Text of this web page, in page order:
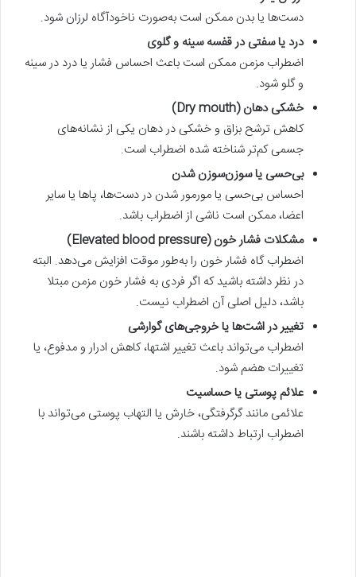
دست‌ها یا بدن ممکن است به‌صورت ناخودآگاه لرزان شود.
درد یا سفتی در قفسه سینه و گلوی
اضطراب مزمن ممکن است باعث احساس فشار یا درد در سینه
و گلو شود.
خشکی دهان (Dry mouth)
کاهش ترشح بزاق و خشکی در دهان یکی از نشانه‌های
جسمی کم‌تر شناخته شده اضطراب است.
بی‌حسی یا سوزن‌سوزن شدن
احساس بی‌حسی یا مورمور شدن در دست‌ها، پاها یا سایر
اعضا، ممکن است ناشی از اضطراب باشد.
مشکلات فشار خون (Elevated blood pressure)
اضطراب گاه فشار خون را به‌طور موقت افزایش می‌دهد. البته
در نظر داشته باشید که اگر فردی به فشار خون مزمن مبتلا
باشد، دلیل اصلی آن اضطراب نیست.
تغییر در اشت‌ها یا خروجی‌های گوارشی
اضطراب می‌تواند باعث تغییر اشتها، کاهش ادرار و مدفوع، یا
تغییرات هضم شود.
علائم پوستی یا حساسیت
علائمی مانند گرگرفتگی، خارش یا التهاب پوستی می‌تواند با
اضطراب ارتباط داشته باشند.